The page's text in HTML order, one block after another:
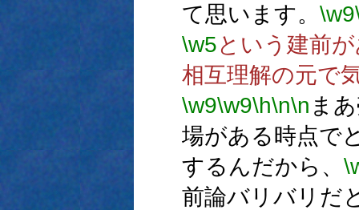
て思います。 \w9
\w5という建前
相互理解の元で
\w9\w9\h\n\n ま
場がある時点で
するんだから、
前論バリバリだ